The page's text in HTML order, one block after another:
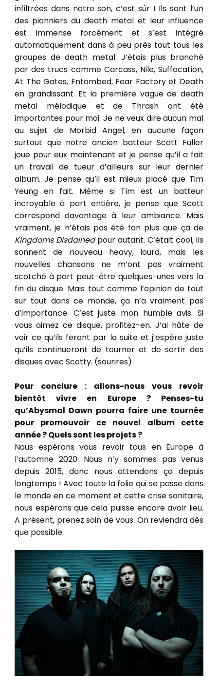
infiltrées dans notre son, c’est sûr ! Ils sont l’un
des pionniers du death metal et leur influence
est immense forcément et s’est intégré
automatiquement dans à peu près tout tous les
groupes de death metal. J’étais plus branché
par des trucs comme Carcass, Nile, Suffocation,
At The Gates, Entombed, Fear Factory et Death
en grandissant. Et la première vague de death
metal mélodique et de Thrash ont été
importantes pour moi. Je ne veux dire aucun mal
au sujet de Morbid Angel, en aucune façon
surtout que notre ancien batteur Scott Fuller
joue pour eux maintenant et je pense qu’il a fait
un travail de tueur d’ailleurs sur leur dernier
album. Je pense qu’il est mieux placé que Tim
Yeung en fait. Même si Tim est un batteur
incroyable à part entière, je pense que Scott
correspond davantage à leur ambiance. Mais
vraiment, je n’étais pas été fan plus que ça de
Kingdoms Disdainedpour autant. C’était cool, ils
sonnent de nouveau heavy, lourd, mais les
nouvelles chansons ne m’ont pas vraiment
scotché à part peut-être quelques-unes vers la
fin du disque. Mais tout comme l’opinion de tout
sur tout dans ce monde, ça n’a vraiment pas
d’importance. C’est juste mon humble avis. Si
vous aimez ce disque, profitez-en. J’ai hâte de
voir ce qu’ils feront par la suite et j’espère juste
qu’ils continueront de tourner et de sortir des
disques avec Scotty. (sourires)
Pour conclure : allons-nous vous revoir
bientôt vivre en Europe ? Penses-tu
qu’Abysmal Dawn pourra faire une tournée
pour promouvoir ce nouvel album cette
année ? Quels sont les projets ?
Nous espérons vous revoir tous en Europe à
l’automne 2020. Nous n’y sommes pas venus
depuis 2015, donc nous attendons ça depuis
longtemps ! Avec toute la folie qui se passe dans
le monde en ce moment et cette crise sanitaire,
nous espérons que cela puisse encore avoir lieu.
A présent, prenez soin de vous. On reviendra dès
que possible.